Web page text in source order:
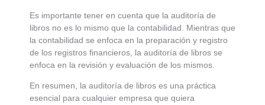
Es importante tener en cuenta que la auditoría de
libros no es lo mismo que la contabilidad. Mientras que
la contabilidad se enfoca en la preparación y registro
de los registros financieros, la auditoría de libros se
enfoca en la revisión y evaluación de los mismos.
En resumen, la auditoría de libros es una práctica
esencial para cualquier empresa que quiera